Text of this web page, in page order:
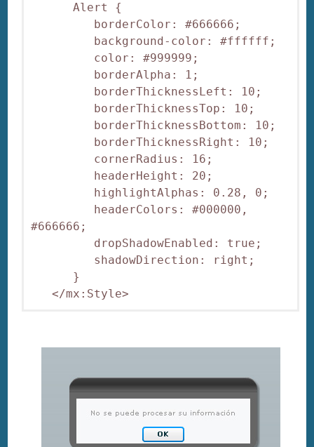
Alert {
borderColor: #666666;
background-color: #ffffff;
color: #999999;
borderAlpha: 1;
borderThicknessLeft: 10;
borderThicknessTop: 10;
borderThicknessBottom: 10;
borderThicknessRight: 10;
cornerRadius: 16;
headerHeight: 20;
highlightAlphas: 0.28, 0;
headerColors: #000000,
#666666;
dropShadowEnabled: true;
shadowDirection: right;
}